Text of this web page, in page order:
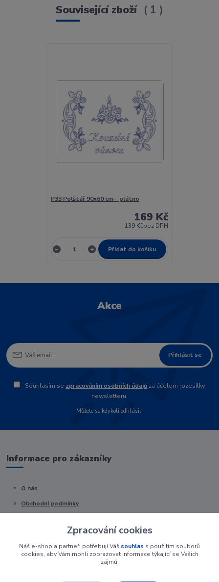
Související zboží 1
P33 Polštář 90x60 cm - plátno
169 Kč
139 Kčbez DPH
Přidat do košíku
Akce
Přihlásit se
Souhlasím se zpracováním osobních údajů za účelem rozesílky
newsletteru.
Můžete se kdykoli odhlásit.
Informace pro zákazníky
O nás
Obchodní podmínky
Zpracování cookies
Náš e-shop a partneři potřebují Váš souhlas s použitím souborů
cookies, aby Vám mohli zobrazovat informace týkající se Vašich
zájmů.